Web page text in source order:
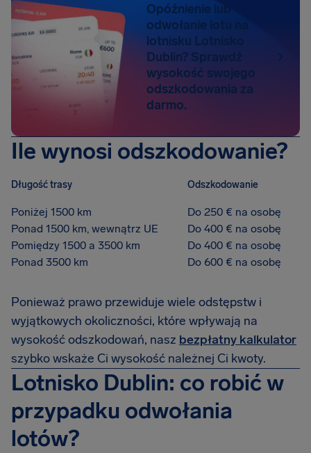
Opóźnienie lub
odwołanie lotu na
lotnisku Lotnisko
Dublin? Sprawdź
wysokość swojego
odszkodowania za
darmo.
Ile wynosi odszkodowanie?
Długość trasy Odszkodowanie
Poniżej 1500 km
Do 250 € na osobę
Ponad 1500 km, wewnątrz UE
Do 400 € na osobę
Pomiędzy 1500 a 3500 km
Do 400 € na osobę
Ponad 3500 km
Do 600 € na osobę
Ponieważ prawo przewiduje wiele odstępstw i
wyjątkowych okoliczności, które wpływają na
wysokość odszkodowań, nasz bezpłatny kalkulator
szybko wskaże Ci wysokość należnej Ci kwoty.
Lotnisko Dublin: co robić w
przypadku odwołania
lotów?